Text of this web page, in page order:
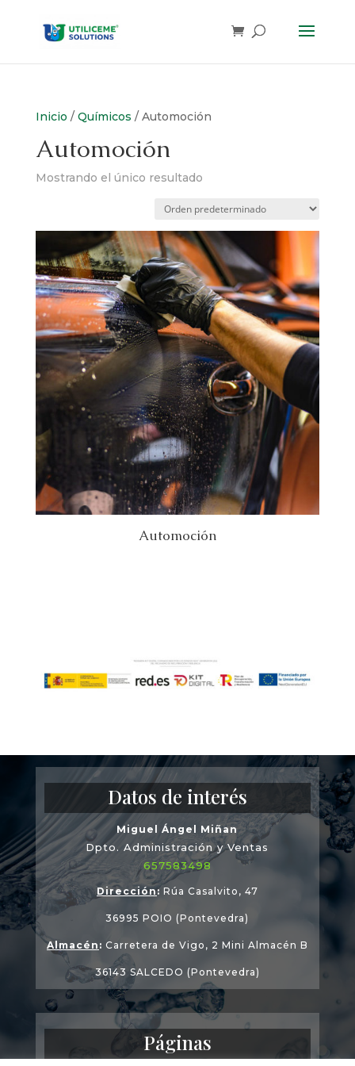
Inicio / Químicos / Automoción
Automoción
Mostrando el único resultado
Automoción
Datos de interés
Miguel Ángel Miñan
Dpto. Administración y Ventas
657583498
Dirección:Rúa Casalvito, 47
36995 POIO (Pontevedra)
Almacén : Carretera de Vigo, 2 Mini Almacén B
36143 SALCEDO (Pontevedra)
Páginas